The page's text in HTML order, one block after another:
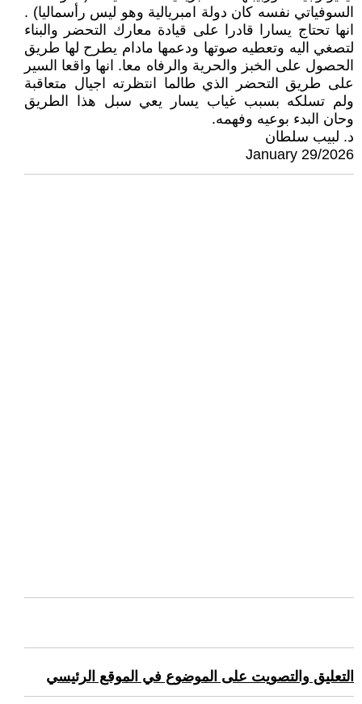
السوفياتي نفسه كان دولة امبريالية وهو ليس رأسماليا) .
انها تحتاج يسارا قادرا على قيادة معارك التحضر والبناء
لتصغي اليه وتعطيه صوتها ودعمها مادام يطرح لها طريق
الحصول على الخبز والحرية والرفاه معا. انها واقعا السير
على طريق التحضر الذي طالما انتظرته اجيال متعاقبة
ولم تسلكه بسبب غياب يسار يعي سبل هذا الطريق
وحان البدء بوعيه وفهمه.
د. لبيب سلطان
January 29/2026
التعليق والتصويت على الموضوع في الموقع الرئيسي